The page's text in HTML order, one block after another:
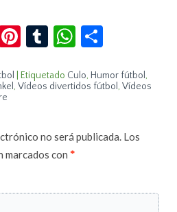
Pinterest
TumblrWhatsApp
Etiquetado Culo, Humor fútbol ,
,Vídeos divertidos fútbol ,Vídeos
no será publicada. Los
marcados con*